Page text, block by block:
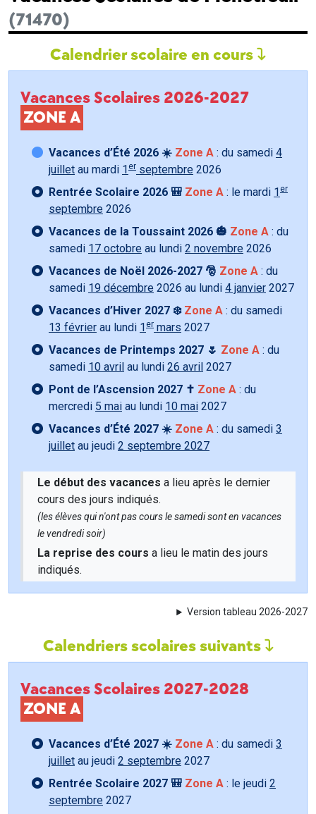
(71470)
Calendrier scolaire en cours
Vacances Scolaires 2026-2027
ZONE A
Vacances d’Été 2026 ☀️ Zone A : du samedi 4
juillet au mardi 1 er septembre 2026
Rentrée Scolaire 2026 🎒 Zone A : le mardi 1 er
septembre 2026
Vacances de la Toussaint 2026 🎃 Zone A : du
samedi 17 octobre au lundi 2 novembre 2026
Vacances de Noël 2026-2027 🎅 Zone A : du
samedi 19 décembre 2026 au lundi 4 janvier 2027
Vacances d’Hiver 2027 ❄️ Zone A : du samedi
13 février au lundi 1 er mars 2027
Vacances de Printemps 2027 🌷 Zone A : du
samedi 10 avril au lundi 26 avril 2027
Pont de l’Ascension 2027 ✝️ Zone A : du
mercredi 5 mai au lundi 10 mai 2027
Vacances d’Été 2027 ☀️ Zone A : du samedi 3
juillet au jeudi 2 septembre 2027
Le début des vacances a lieu après le dernier
cours des jours indiqués.
(les élèves qui n'ont pas cours le samedi sont en vacances
le vendredi soir)
La reprise des cours a lieu le matin des jours
indiqués.
Version tableau 2026-2027
Calendriers scolaires suivants
Vacances Scolaires 2027-2028
ZONE A
Vacances d’Été 2027 ☀️ Zone A : du samedi 3
juillet au jeudi 2 septembre 2027
Rentrée Scolaire 2027 🎒 Zone A : le jeudi 2
septembre 2027